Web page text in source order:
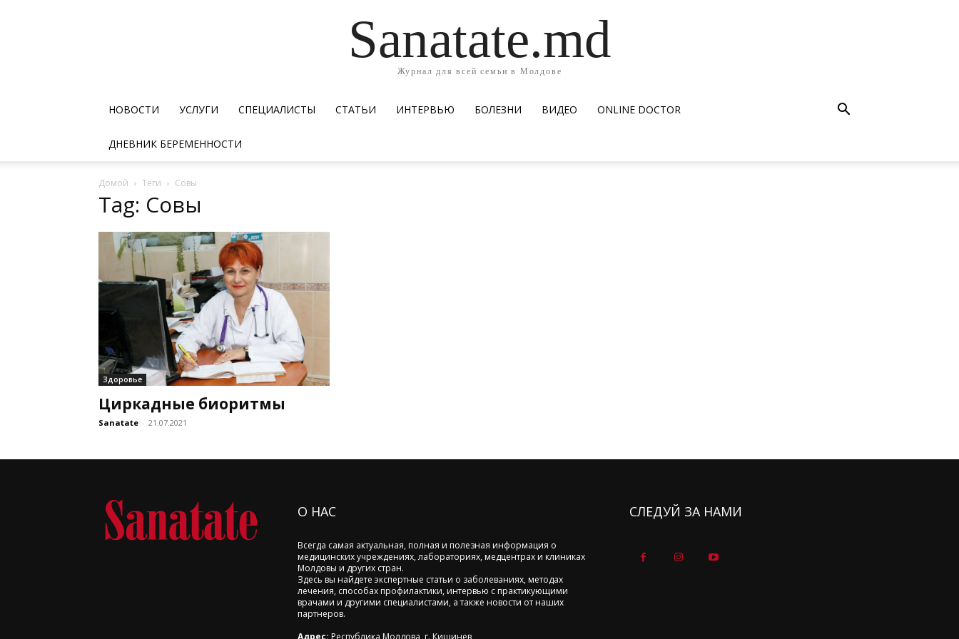
Sanatate.md
Журнал для всей семьи в Молдове
НОВОСТИ УСЛУГИ СПЕЦИАЛИСТЫ СТАТЬИ ИНТЕРВЬЮ БОЛЕЗНИ ВИДЕО ОNLINE DOCTOR
ДНЕВНИК БЕРЕМЕННОСТИ
Домой Теги Совы
Tag: Совы
Здоровье
Циркадные биоритмы
Sanatate - 21.07.2021
О НАС
Всегда самая актуальная, полная и полезная информация о
медицинских учреждениях, лабораториях, медцентрах и клиниках
Молдовы и других стран.
Здесь вы найдете экспертные статьи о заболеваниях, методах
лечения, способах профилактики, интервью с практикующими
врачами и другими специалистами, а также новости от наших
партнеров.
Адрес: Республика Молдова, г. Кишинев,
СЛЕДУЙ ЗА НАМИ